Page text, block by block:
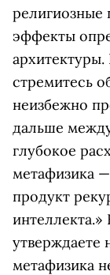
религиозные
эффекты
стремитесь
неизбежно
дальше
глубокое
метафизика
продукт
утверждаете
метафизика